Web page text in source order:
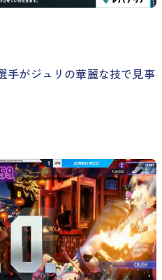
手がジュリの華麗な技で見事